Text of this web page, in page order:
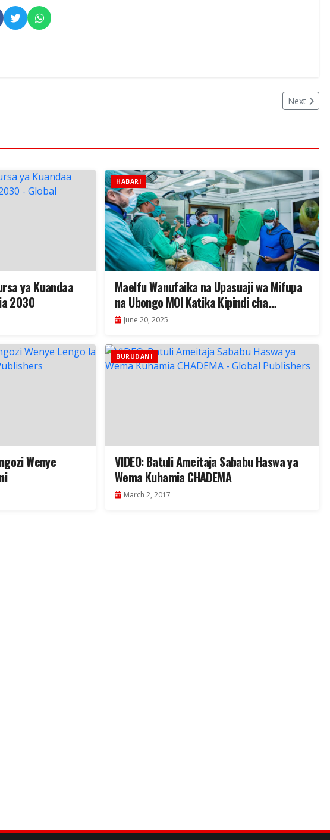
Next
ya Kuandaa
2030
HABARI
Maelfu Wanufaika na Upasuaji wa Mifupa
na Ubongo MOI Katika Kipindi cha
Februari–Mei 2025
June 20, 2025
Wenye
BURUDANI
VIDEO: Batuli Ameitaja Sababu Haswa ya
Wema Kuhamia CHADEMA
March 2, 2017